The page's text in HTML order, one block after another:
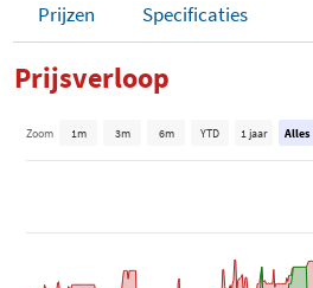
Prijzen Specificaties
Prijsverloop
Zoom 1m 3m 6m YTD 1 jaar Alles